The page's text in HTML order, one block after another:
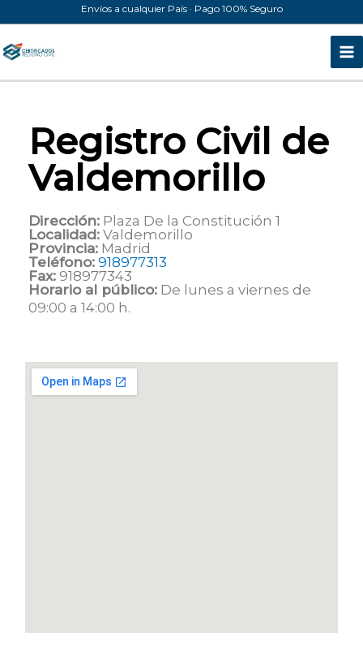
al
contenido
Envíos a cualquier País · Pago 100% Seguro
Registro Civil de
Valdemorillo
Dirección: Plaza De la Constitución 1
Localidad: Valdemorillo
Provincia: Madrid
Teléfono: 918977313
Fax: 918977343
Horario al público: De lunes a viernes de
09:00 a 14:00 h.